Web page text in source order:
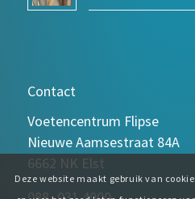
Contact
Voetencentrum Flipse
Nieuwe Aamsestraat 84A
6662 NK Elst
Deze website maakt gebruik van